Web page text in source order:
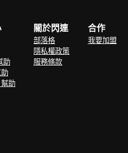
助
助
關於閃連
部落格
隱私權政策
服務條款
合作
我要加盟